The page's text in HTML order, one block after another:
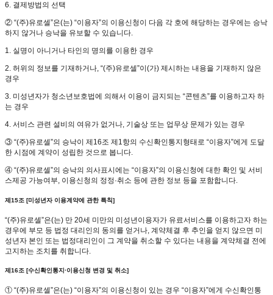
6. 결제방법의 선택
② “(주)유로셀”은(는) “이용자”의 이용신청이 다음 각 호에 해당하는 경우에는 승낙
하지 않거나 승낙을 유보할 수 있습니다.
1. 실명이 아니거나 타인의 명의를 이용한 경우
2. 허위의 정보를 기재하거나, “(주)유로셀”이(가) 제시하는 내용을 기재하지 않은
경우
3. 미성년자가 청소년보호법에 의해서 이용이 금지되는 “콘텐츠”를 이용하고자 하
는 경우
4. 서비스 관련 설비의 여유가 없거나, 기술상 또는 업무상 문제가 있는 경우
③ “(주)유로셀”의 승낙이 제16조 제1항의 수신확인통지형태로 “이용자”에게 도달
한 시점에 계약이 성립한 것으로 봅니다.
④ “(주)유로셀”의 승낙의 의사표시에는 “이용자”의 이용신청에 대한 확인 및 서비
스제공 가능여부, 이용신청의 정정·취소 등에 관한 정보 등을 포함합니다.
제15조 [미성년자 이용계약에 관한 특칙]
“(주)유로셀”은(는) 만 20세 미만의 미성년이용자가 유료서비스를 이용하고자 하는
경우에 부모 등 법정 대리인의 동의를 얻거나, 계약체결 후 추인을 얻지 않으면 미
성년자 본인 또는 법정대리인이 그 계약을 취소할 수 있다는 내용을 계약체결 전에
고지하는 조치를 취합니다.
제16조 [수신확인통지·이용신청 변경 및 취소]
① “(주)유로셀”은(는) “이용자”의 이용신청이 있는 경우 “이용자”에게 수신확인통